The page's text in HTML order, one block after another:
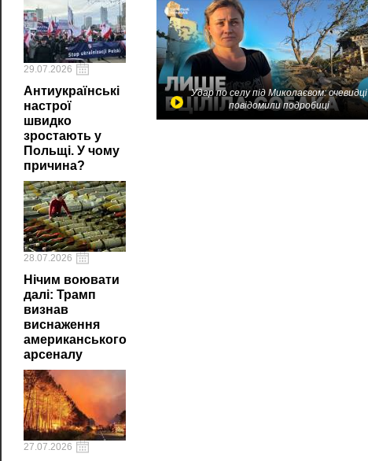
29.07.2026
Антиукраїнські
настрої
швидко
зростають у
Польщі. У чому
причина?
28.07.2026
Нічим воювати
далі: Трамп
визнав
виснаження
американського
арсеналу
27.07.2026
Удар по селу під Миколаєвом: очевидці
повідомили подробиці